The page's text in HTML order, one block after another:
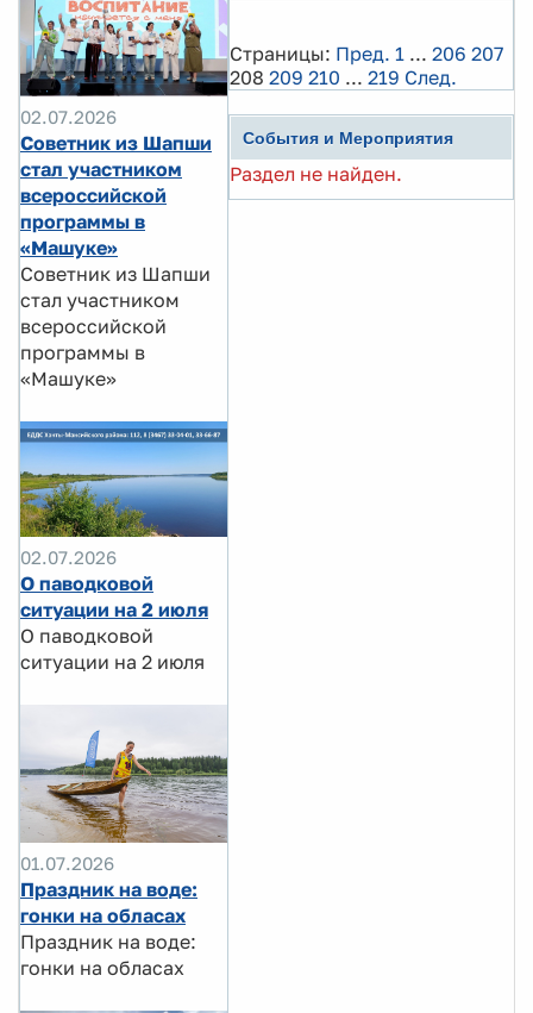
02.07.2026
Советник из Шапши
стал участником
всероссийской
программы в
«Машуке»
Советник из Шапши
стал участником
всероссийской
программы в
«Машуке»
02.07.2026
О паводковой
ситуации на 2 июля
О паводковой
ситуации на 2 июля
01.07.2026
Праздник на воде:
гонки на обласах
Праздник на воде:
гонки на обласах
Страницы: Пред. 1 ... 206 207
208 209 210 ... 219 След.
События и Мероприятия
Раздел не найден.